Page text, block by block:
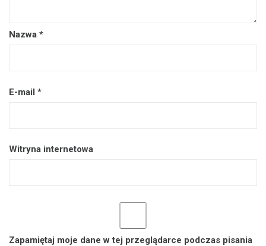
Nazwa *
E-mail *
Witryna internetowa
Zapamiętaj moje dane w tej przeglądarce podczas pisania